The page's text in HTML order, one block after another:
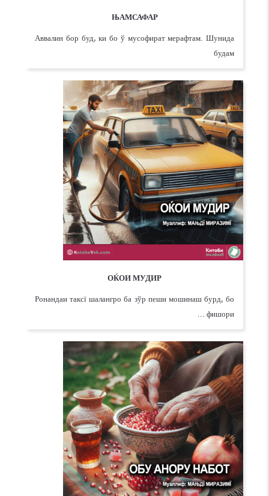
ЊАМСАФАР
Аввалин бор буд, ки бо ў мусофират мерафтам. Шунида
будам
ОЌОИ МУДИР
Ронандаи таксї шалангро ба зўр пеши мошинаш бурд, бо
фишори ...